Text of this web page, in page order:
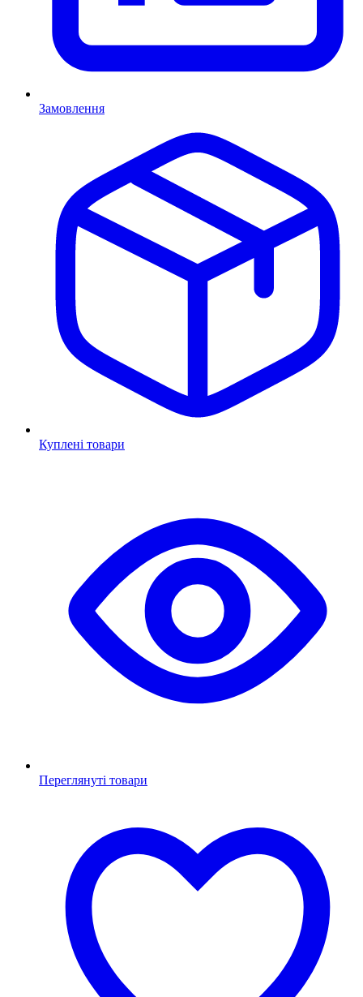
Замовлення
Куплені товари
Переглянуті товари